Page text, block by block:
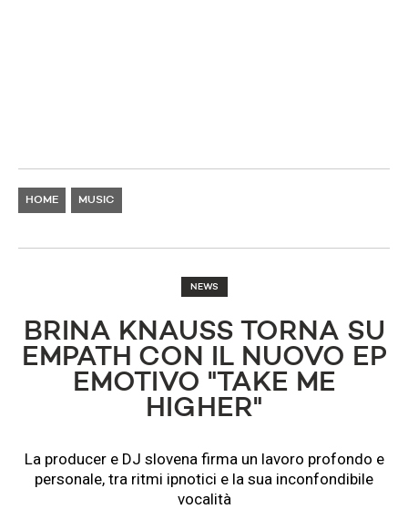
HOME MUSIC
NEWS
BRINA KNAUSS TORNA SU
EMPATH CON IL NUOVO EP
EMOTIVO "TAKE ME
HIGHER"
La producer e DJ slovena firma un lavoro profondo e
personale, tra ritmi ipnotici e la sua inconfondibile
vocalità